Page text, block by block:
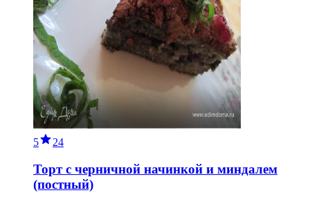
5 24
Торт с черничной начинкой и миндалем
(постный)